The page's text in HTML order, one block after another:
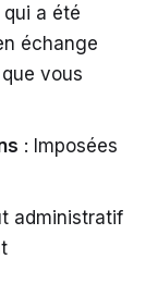
qui a été
échange
vous
: Imposées
administratif